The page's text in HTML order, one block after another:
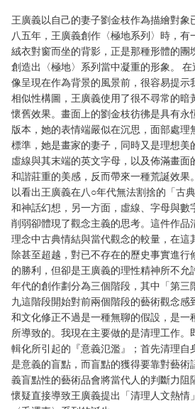
王廣義以自己的妻子劉金枝作為描繪對象
八五年，王廣義創作〈極地系列〉時，有
絨衣對窗而坐的背影，正是那種形體的團
創造出〈極地〉系列當中凝重的形象。
像呈現在作為背景的風景前，很容易提示
相似性構圖，王廣義使用了很不尋常的暗
懷舊效果。畫面上的劉金枝彷彿是具有永
版本，她的表情端嚴似在沉思，面部處理
標準，她是畫家的妻子，同時又是理想美
虛線與其末端的英文字母，以及佈滿畫面
和諧莊重的美感，反而帶來一種荒誕效果
以看出王廣義在八○年代無法割捨的「古
和神話幻想，另一方面，虛線、字母與數
削弱卻體現了觀念主義的思考。這件作品
理念中古典情結與當代觀念的較量，在這
除甚至超越，對已不存在的歷史事實進行
的勝利，但卻是王廣義的理性精神所不允
年代的創作劃分為三個階段，其中「第
九這階段開始對前兩個階段的藝術觀念感
和文化修正不過是一種無聊的假設，是一
所導致的。我現在主要做的是清理工作。
輯化所引起的『意義氾濫』；首先清理自
是意義的盲點，而盲點的獲得要靠對藝術
義盲點性的藝術品會將當代人的判斷力阻
懷疑直接導致王廣義提出「清理人文熱情